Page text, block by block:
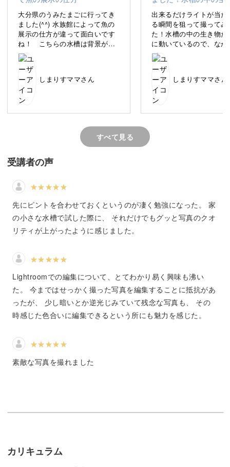
動いているものを「ピタリ」と止めるテクニックが
学べます
動いているものをピタリと止めて撮影するのはなかなか難
しいです。
いきものの動きが予測不可能ということもあり、上手く撮
影できないという感じたことがある方も多いのではないで
しょうか。
いきものの表情や動きをぴたりと捉えるためには、コツや
今回は"水族館フォトの人"として知られる僕が、今までの
経験を踏まえて撮影のコツを分かりやすく伝授していきま
動いているものをピタリと止めて撮影するコツはもちろ
できる！」そんな構図も学んでいきましょう。
大分県のうみたまごに行ってき
ました(^^) 水族館によって魚の
展示の仕方が違って面白いです
ね！ こちらの水槽は背景が黒
で、ショッキングピンクのお花
が入っていて、魚のビジュアル
が際立つようにコーディネート
されていました！
しまりすママさん
出来るだけライトが当た
る瞬間を狙って撮ってみ
た！水槽の中の生き物た
に動いているので、なか
い通りにはなりませんが
も醍醐味ですね！(^^)
しまりすママさん
すべて見る
受講者の声
先にピントを合わせておくというのが凄く勉強になった。 家
の小さな水槽で試した際に、 それだけでもグッと写真のクオ
リティが上がったように感じました。
Lightroomでの編集について、とてわかり易く興味も沸い
た。 今まではせっかく撮った写真を編集することに抵抗があ
ったが、 少し暗いとか逆光じみていて残念な写真も、 その
時感じた色合いに編集できるという所にも魅力を感じた。
素敵な写真を撮れました
カリキュラム